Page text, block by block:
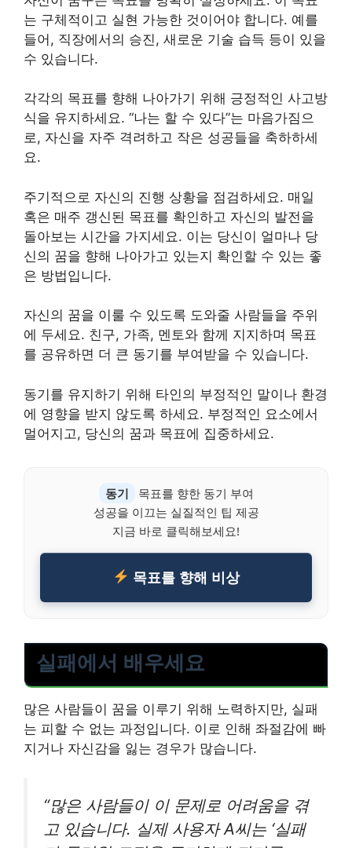
는 구체적이고 실현 가능한 것이어야 합니다. 예를
들어, 직장에서의 승진, 새로운 기술 습득 등이 있을
수 있습니다.
각각의 목표를 향해 나아가기 위해 긍정적인 사고방
식을 유지하세요. “나는 할 수 있다”는 마음가짐으
로, 자신을 자주 격려하고 작은 성공들을 축하하세
요.
주기적으로 자신의 진행 상황을 점검하세요. 매일
혹은 매주 갱신된 목표를 확인하고 자신의 발전을
돌아보는 시간을 가지세요. 이는 당신이 얼마나 당
신의 꿈을 향해 나아가고 있는지 확인할 수 있는 좋
은 방법입니다.
자신의 꿈을 이룰 수 있도록 도와줄 사람들을 주위
에 두세요. 친구, 가족, 멘토와 함께 지지하며 목표
를 공유하면 더 큰 동기를 부여받을 수 있습니다.
동기를 유지하기 위해 타인의 부정적인 말이나 환경
에 영향을 받지 않도록 하세요. 부정적인 요소에서
멀어지고, 당신의 꿈과 목표에 집중하세요.
동기
목표를 향한 동기 부여
성공을 이끄는 실질적인 팁 제공
지금 바로 클릭해보세요!
목표를 향해 비상
실패에서 배우세요
많은 사람들이 꿈을 이루기 위해 노력하지만, 실패
는 피할 수 없는 과정입니다. 이로 인해 좌절감에 빠
지거나 자신감을 잃는 경우가 많습니다.
“많은 사람들이 이 문제로 어려움을 겪
고 있습니다. 실제 사용자 A씨는 ‘실패